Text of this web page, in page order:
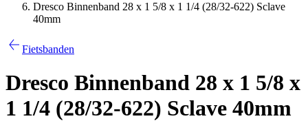
Dresco Binnenband 28 x 1 5/8 x 1 1/4 (28/32-622) Sclave
40mm
Fietsbanden
Dresco Binnenband 28 x 1 5/8 x
1 1/4 (28/32-622) Sclave 40mm